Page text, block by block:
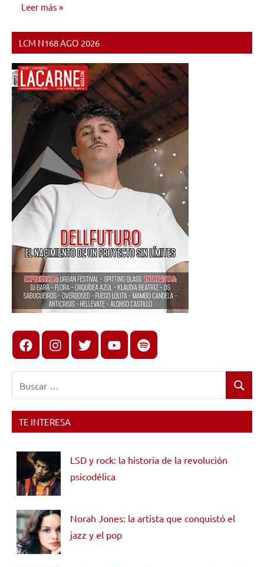
Leer más
NOTICIAS
LCM N168 AGO 2026
FacebookInstagram
X youtubespotify
Buscar
TE INTERESA
LSD y rock: la historia de la revolución
psicodélica
Norah Jones: la artista que conquistó el
jazz y el pop